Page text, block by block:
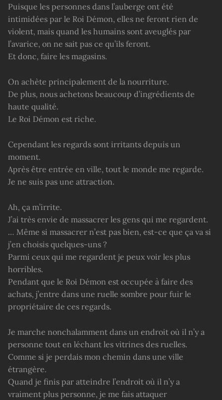
Puisque les personnes dans l’auberge ont été
intimidées par le Roi Démon, elles ne feront rien de
violent, mais quand les humains sont aveuglés par
l’avarice, on ne sait pas ce qu’ils feront.
Et donc, faire les magasins.
On achète principalement de la nourriture.
De plus, nous achetons beaucoup d’ingrédients de
haute qualité.
Le Roi Démon est riche.
Cependant les regards sont irritants depuis un
moment.
Après être entrée en ville, tout le monde me regarde.
Je ne suis pas une attraction.
Ah, ça m’irrite.
J’ai très envie de massacrer les gens qui me regardent.
… Même si massacrer n’est pas bien, est-ce que ça va si
j’en choisis quelques-uns ?
Parmi ceux qui me regardent je peux voir les plus
horribles.
Pendant que le Roi Démon est occupée à faire des
achats, j’entre dans une ruelle sombre pour fuir le
propriétaire de ces regards.
Je marche nonchalamment dans un endroit où il n’y a
personne tout en léchant les vitrines des ruelles.
Comme si je perdais mon chemin dans une ville
étrangère.
Quand je finis par atteindre l’endroit où il n’y a
vraiment plus personne, je me fais attaquer